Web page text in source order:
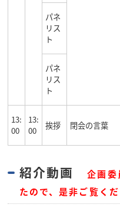
パネ
リス
ト
パネ
リス
ト
13:
00
13:
00
挨拶 閉会の言葉
紹介動画企画委
たので、是非ご覧くだ